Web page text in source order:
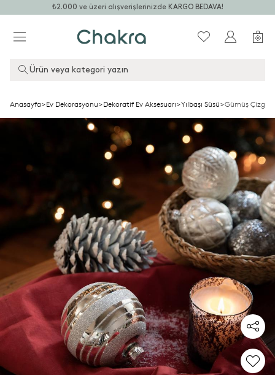
₺2.000 ve üzeri alışverişlerinizde KARGO BEDAVA!
Ürün veya kategori yazın
Anasayfa>Ev Dekorasyonu>Dekoratif Ev Aksesuarı>Yılbaşı Süsü>Gümüş Çizgili